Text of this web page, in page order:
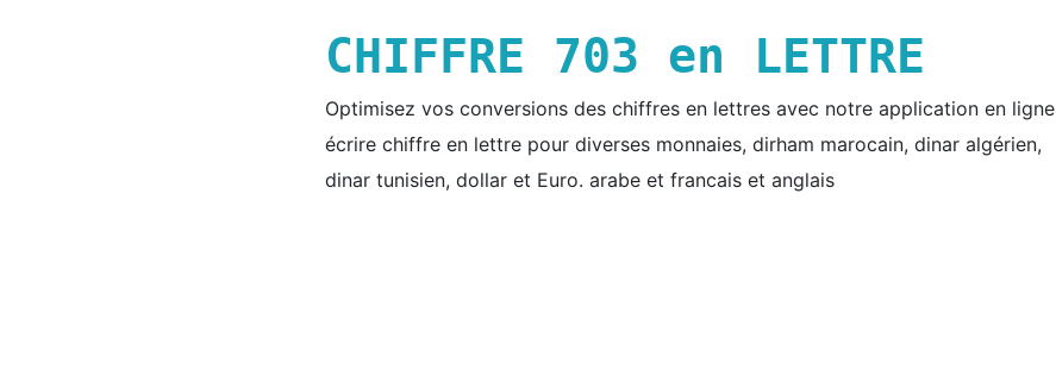
CHIFFRE 703 en LETTRE
Optimisez vos conversions des chiffres en lettres avec notre application en ligne
écrire chiffre en lettre pour diverses monnaies, dirham marocain, dinar algérien,
dinar tunisien, dollar et Euro. arabe et francais et anglais